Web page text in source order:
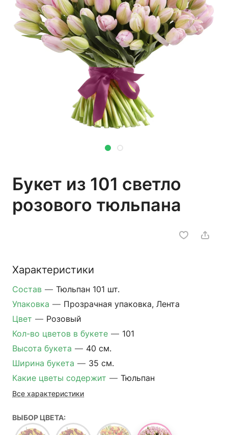
Букет из 101 светло
розового тюльпана
Характеристики
Состав — Тюльпан 101 шт.
Упаковка — Прозрачная упаковка, Лента
Цвет — Розовый
Кол-во цветов в букете — 101
Высота букета — 40 см.
Ширина букета — 35 см.
Какие цветы содержит — Тюльпан
Все характеристики
ВЫБОР ЦВЕТА: